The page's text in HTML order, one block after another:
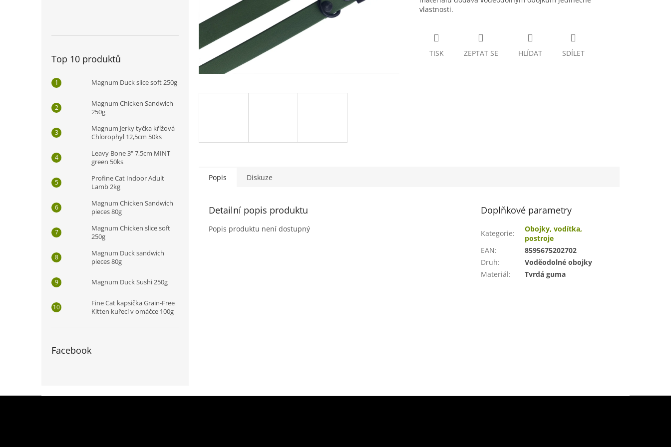
Top 10 produktů
Magnum Duck slice soft 250g
Magnum Chicken Sandwich
250g
Magnum Jerky tyčka křížová
Chlorophyl 12,5cm 50ks
Leavy Bone 3" 7,5cm MINT
green 50ks
Profine Cat Indoor Adult
Lamb 2kg
Magnum Chicken Sandwich
pieces 80g
Magnum Chicken slice soft
250g
Magnum Duck sandwich
pieces 80g
Magnum Duck Sushi 250g
Fine Cat kapsička Grain-Free
Kitten kuřecí v omáčce 100g
Facebook
vlastnosti.
TISK ZEPTAT SE HLÍDAT SDÍLET
Popis Diskuze
Detailní popis produktu
Popis produktu není dostupný
Doplňkové parametry
Kategorie:
Obojky, vodítka,
postroje
EAN:
8595675202702
Druh:
Voděodolné obojky
Materiál: Tvrdá guma
Z